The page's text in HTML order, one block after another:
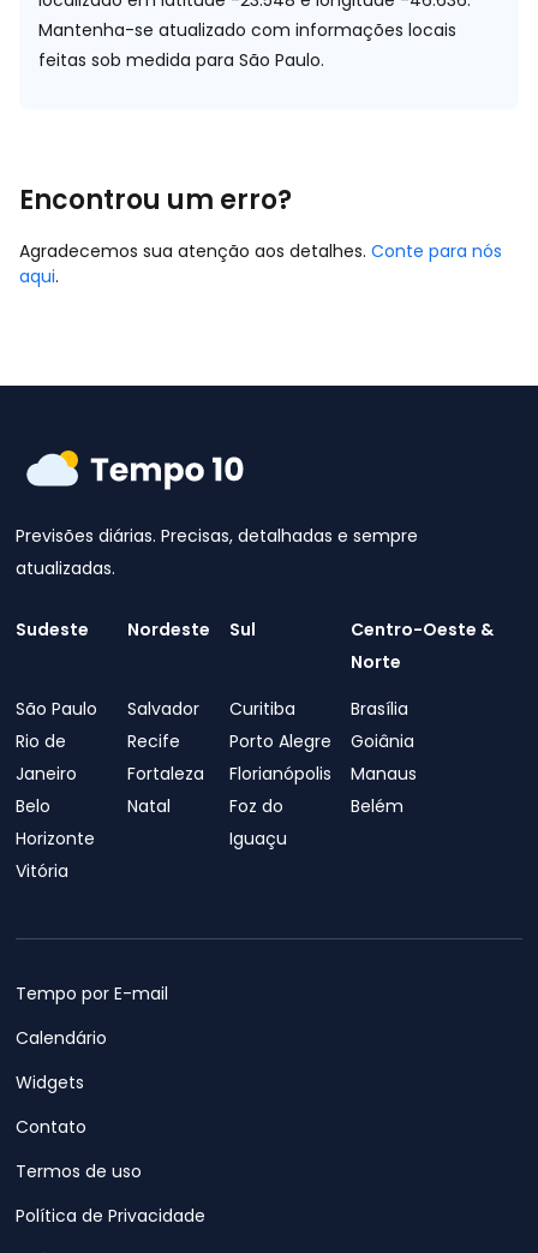
Mantenha-se atualizado com informações locais
feitas sob medida para São Paulo.
Encontrou um erro?
Agradecemos sua atenção aos detalhes. Conte para nós
aqui.
Previsões diárias. Precisas, detalhadas e sempre
atualizadas.
Sudeste
São Paulo
Rio de
Janeiro
Belo
Horizonte
Vitória
Nordeste
Salvador
Recife
Fortaleza
Natal
Sul
Curitiba
Porto Alegre
Florianópolis
Foz do
Iguaçu
Centro-Oeste &
Norte
Brasília
Goiânia
Manaus
Belém
Tempo por E-mail
Calendário
Widgets
Contato
Termos de uso
Política de Privacidade